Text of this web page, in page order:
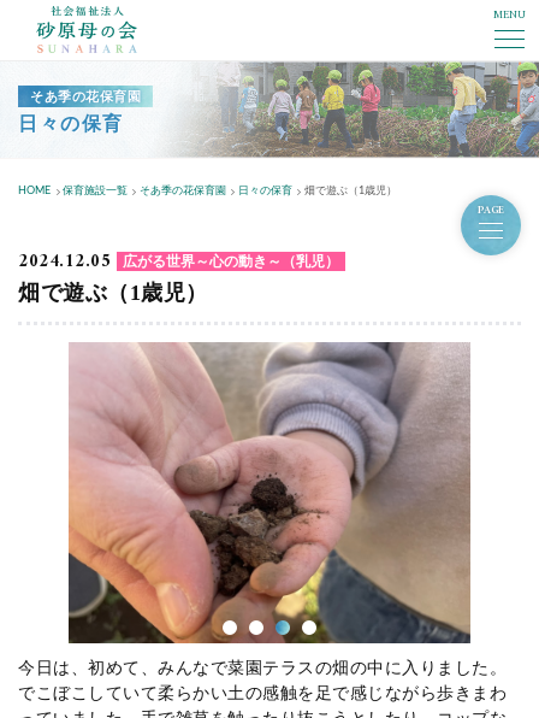
MENU
そあ季の花保育園
日々の保育
HOME 保育施設一覧 そあ季の花保育園 日々の保育 畑で遊ぶ（1歳児）
PAGE
2024.12.05 広がる世界～心の動き～（乳児）
畑で遊ぶ（1歳児）
今日は、初めて、みんなで菜園テラスの畑の中に入りました。
でこぼこしていて柔らかい土の感触を足で感じながら歩きまわ